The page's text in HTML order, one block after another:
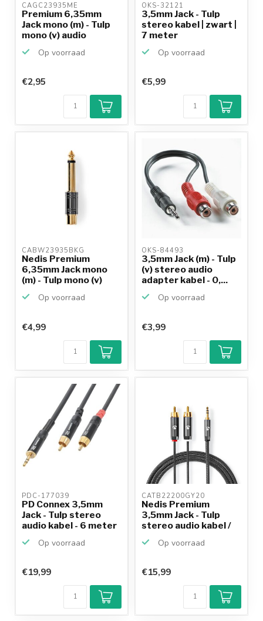
CAGC23935ME
Premium 6,35mm
Jack mono (m) - Tulp
mono (v) audio
Op voorraad
€2,95
OKS-32121
3,5mm Jack - Tulp
stereo kabel | zwart |
7 meter
Op voorraad
€5,99
CABW23935BKG
Nedis Premium
6,35mm Jack mono
(m) - Tulp mono (v)
Op voorraad
€4,99
OKS-84493
3,5mm Jack (m) - Tulp
(v) stereo audio
adapter kabel - 0,...
Op voorraad
9,2/10
Achteraf
betalen mogelijk
€3,99
PDC-177039
PD Connex 3,5mm
Jack - Tulp stereo
audio kabel - 6 meter
Op voorraad
€19,99
CATB22200GY20
Nedis Premium
3,5mm Jack - Tulp
stereo audio kabel /
Op voorraad
€15,99